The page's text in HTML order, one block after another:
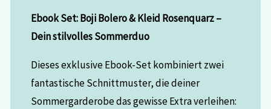
Ebook Set: Boji Bolero & Kleid Rosenquarz –
Dein stilvolles Sommerduo
Dieses exklusive Ebook-Set kombiniert zwei
fantastische Schnittmuster, die deiner
Sommergarderobe das gewisse Extra verleihen: